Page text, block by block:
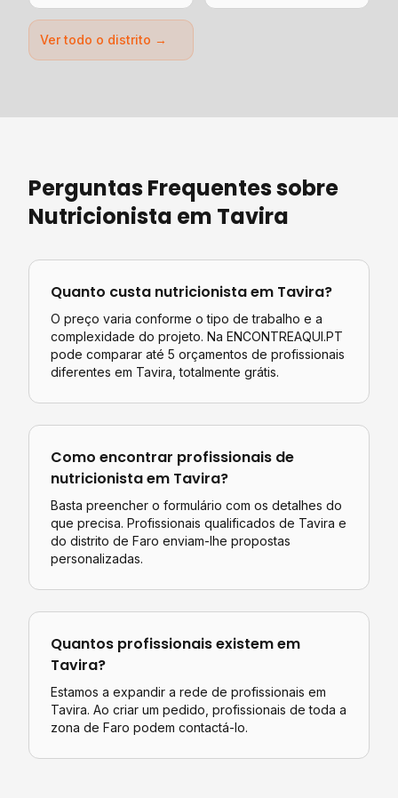
Ver todo o distrito →
Perguntas Frequentes sobre
Nutricionista em Tavira
Quanto custa nutricionistaem Tavira?
O preço varia conforme o tipo de trabalho e a
complexidade do projeto. Na ENCONTREAQUI.PT
pode comparar até 5 orçamentos de profissionais
diferentes em Tavira , totalmente grátis.
Como encontrar profissionais de
nutricionistaem Tavira?
Basta preencher o formulário com os detalhes do
que precisa. Profissionais qualificados de Tavira e
do distrito de Faro enviam-lhe propostas
personalizadas.
Quantos profissionais existem em
Tavira?
Estamos a expandir a rede de profissionais em
Tavira. Ao criar um pedido, profissionais de toda a
zona de Faro podem contactá-lo.